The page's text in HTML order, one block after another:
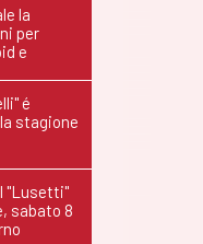
la
per
e
é
stagione
"Lusetti"
sabato 8